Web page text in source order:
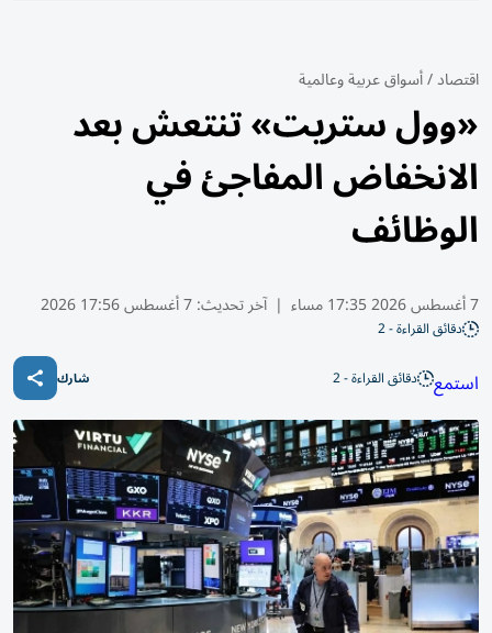
اقتصاد/أسواق عربية وعالمية
«وول ستريت» تنتعش بعد
الانخفاض المفاجئ في
الوظائف
7 أغسطس 2026 17:35 مساء | آخر تحديث:7 أغسطس 17:56 2026
دقائق القراءة - 2
استمع دقائق القراءة - 2 شارك